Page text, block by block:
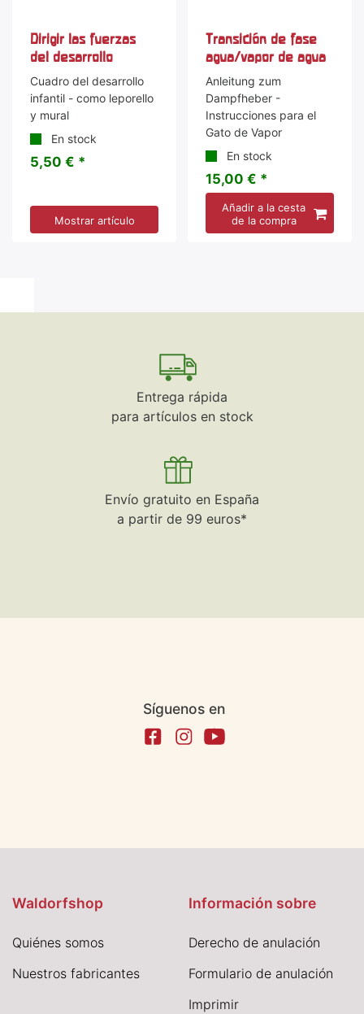
Dirigir las fuerzas
del desarrollo
Cuadro del desarrollo
infantil - como leporello
y mural
En stock
5,50 € *
Mostrar artículo
Transición de fase
agua/vapor de agua
Anleitung zum
Dampfheber -
Instrucciones para el
Gato de Vapor
En stock
15,00 € *
Añadir a la cesta
de la compra
Entrega rápida
para artículos en stock
Envío gratuito en España
a partir de 99 euros*
Síguenos en
Waldorfshop
Quiénes somos
Nuestros fabricantes
Información sobre
Derecho de anulación
Formulario de anulación
Imprimir